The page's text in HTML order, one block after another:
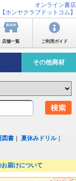
オンライン書店
【ホンヤクラブドットコム】
店舗一覧 ご利用ガイド
その他商材
図書 ｜夏休みドリル｜
お届けについて